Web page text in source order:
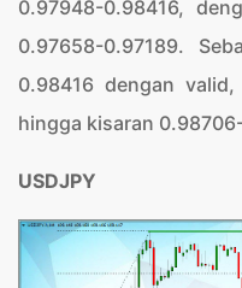
0.97948-0.98416,
0.97658-0.97189.
0.98416 dengan
hingga kisaran
USDJPY